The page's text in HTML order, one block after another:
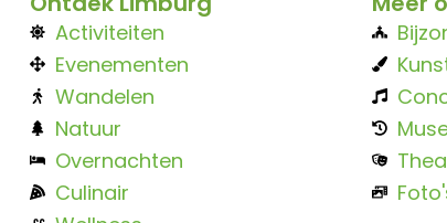
Activiteiten
Evenementen
Wandelen
Natuur
Overnachten
Culinair